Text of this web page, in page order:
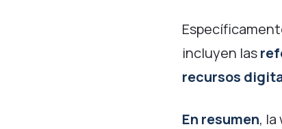
incluyen las
recursos
En resumen,